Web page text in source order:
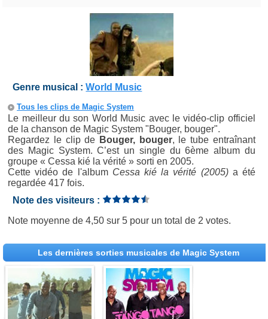
Genre musical :World Music
Tous les clips de Magic System
Le meilleur du son World Music avec le vidéo-clip officiel
de la chanson de Magic System "Bouger, bouger".
Regardez le clip de Bouger, bouger, le tube entraînant
des Magic System. C’est un single du 6ème album du
groupe « Cessa kié la vérité » sorti en 2005.
Cette vidéo de l'album Cessa kié la vérité (2005)a été
regardée 417 fois.
Note des visiteurs :
Note moyenne de4,50 sur5 pour un total de 2 votes.
Les dernières sorties musicales de Magic System